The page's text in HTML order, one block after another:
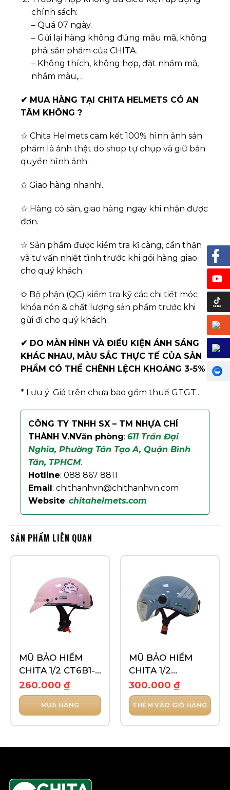
chính sách:
– Quá 07 ngày.
– Gửi lại hàng không đúng mẫu mã, không
phải sản phẩm của CHITA.
– Không thích, không hợp, đặt nhầm mã,
nhầm màu,…
✔ MUA HÀNG TẠI CHITA HELMETS CÓ AN
TÂM KHÔNG ?
☆ Chita Helmets cam kết 100% hình ảnh sản
phẩm là ảnh thật do shop tự chụp và giữ bản
quyền hình ảnh.
✩ Giao hàng nhanh!.
☆ Hàng có sẵn, giao hàng ngay khi nhận được
đơn.
☆ Sản phẩm được kiểm tra kĩ càng, cẩn thận
và tư vấn nhiệt tình trước khi gói hàng giao
cho quý khách.
✩ Bộ phận (QC) kiểm tra kỹ các chi tiết móc
khóa nón & chất lượng sản phẩm trước khi
gửi đi cho quý khách.
✔ DO MÀN HÌNH VÀ ĐIỀU KIỆN ÁNH SÁNG
KHÁC NHAU, MÀU SẮC THỰC TẾ CỦA SẢN
PHẨM CÓ THỂ CHÊNH LỆCH KHOẢNG 3-5%
* Lưu ý: Giá trên chưa bao gồm thuế GTGT..
CÔNG TY TNHH SX – TM NHỰA CHÍ
THÀNH V.NVăn phòng: 611 Trần Đại
Nghĩa, Phường Tân Tạo A, Quận Bình
Tân, TPHCM.
Hotline: 088 867 8811
Email: chithanhvn@chithanhvn.com
Website: chitahelmets.com
SẢN PHẨM LIÊN QUAN
MŨ BẢO HIỂM
CHITA 1/2 CT6B1-
TEM LUCKY
260.000 ₫
MUA HÀNG
thể.
MŨ BẢO HIỂM
CHITA 1/2
CT6B1(K)- TEM I
CHOOSE
300.000 ₫
THÊM VÀO GIỎ HÀNG